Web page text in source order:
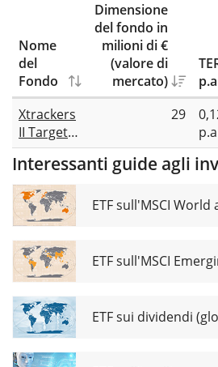
Nome
del
Fondo
Dimensione
del fondo in
milioni di €
(valore di
mercato)
Xtrackers
II Target
Maturity
Sept 2027
EUR
Corporate
Bond
UCITS ETF
1C
29
Interessanti guide agli
ETF sull'MSCI
ETF sui dividendi